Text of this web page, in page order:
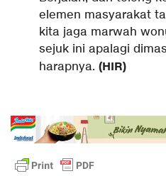
elemen masyarakat
kita jaga marwah
sejuk ini apalagi
harapnya. (HIR)